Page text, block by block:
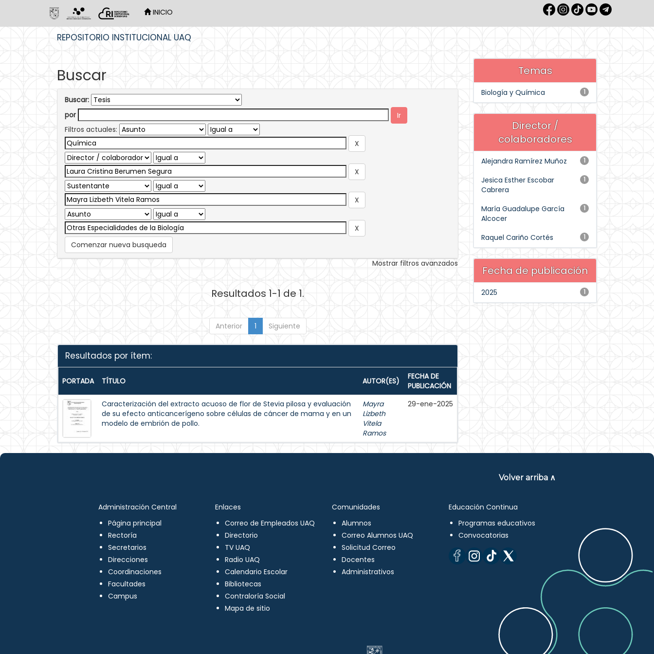
INICIO
REPOSITORIO INSTITUCIONAL UAQ
Buscar
Buscar:
por
Filtros actuales:
Comenzar nueva busqueda
Mostrar filtros avanzados
Resultados 1-1 de 1.
Anterior 1 Siguiente
Resultados por ítem:
PORTADA TÍTULO AUTOR(ES)
FECHA DE
PUBLICACIÓN
Caracterización del extracto acuoso de flor de Stevia pilosa y evaluación
de su efecto anticancerígeno sobre células de cáncer de mama y en un
modelo de embrión de pollo.
Mayra
Lizbeth
Vitela
Ramos
29-ene-2025
Temas
1
Biología y Química
Director /
colaboradores
1
Alejandra Ramírez Muñoz
1
Jesica Esther Escobar
Cabrera
1
María Guadalupe García
Alcocer
1
Raquel Cariño Cortés
Fecha de publicación
1
2025
Volver arriba ∧
Administración Central
Página principal
Rectoría
Secretarios
Direcciones
Coordinaciones
Facultades
Campus
Enlaces
Correo de Empleados UAQ
Directorio
TV UAQ
Radio UAQ
Calendario Escolar
Bibliotecas
Contraloría Social
Mapa de sitio
Comunidades
Alumnos
Correo Alumnos UAQ
Solicitud Correo
Docentes
Administrativos
Educación Continua
Programas educativos
Convocatorias